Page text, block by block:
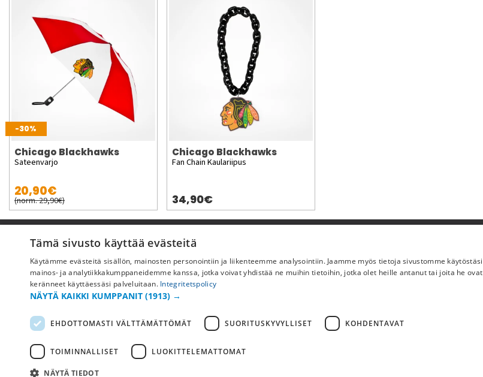
-30%
Chicago Blackhawks
Sateenvarjo
20,90€
(norm. 29,90€)
Chicago Blackhawks
Fan Chain Kaulariipus
34,90€
Pyydä apua
Ostoehdot
Maksu & toimitus
Palautus ja vaihto
Yleisimmät kysymykset
Yritystiedot
Tämä sivusto käyttää evästeitä
Käytämme evästeitä sisällön, mainosten personointiin ja liikenteemme analysointiin. Jaamme myös tietoja sivustomme käytöstäsi
mainos- ja analytiikkakumppaneidemme kanssa, jotka voivat yhdistää ne muihin tietoihin, jotka olet heille antanut tai joita he ovat
keränneet käyttäessäsi palveluitaan. Integritetspolicy
NÄYTÄ KAIKKI KUMPPANIT (1913) →
EHDOTTOMASTI VÄLTTÄMÄTTÖMÄT SUORITUSKYVYLLISET KOHDENTAVAT
TOIMINNALLISET LUOKITTELEMATTOMAT
NÄYTÄ TIEDOT